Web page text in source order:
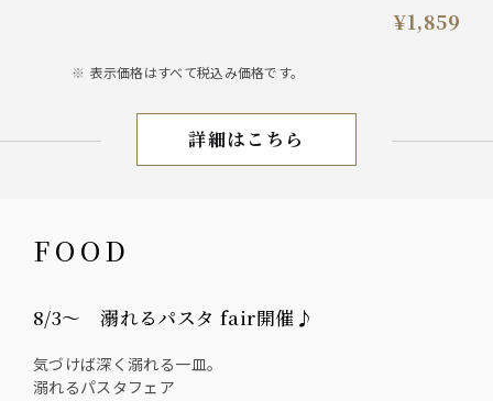
※プラス110円（税込）で濃厚ミルクソフト
¥1,859
表示価格はすべて税込み価格です。
【期間限定】FAIR
詳細はこちら
FOOD
8/3〜 溺れるパスタ fair開催♪
気づけば深く溺れる一皿。
溺れるパスタフェア